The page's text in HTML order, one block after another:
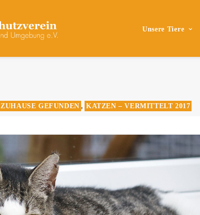
Unsere Tiere
ZUHAUSE GEFUNDEN , KATZEN – VERMITTELT 2017